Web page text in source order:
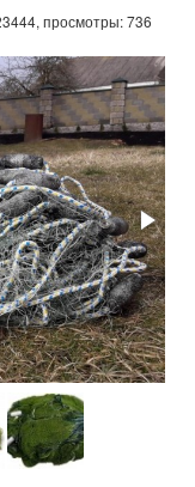
просмотры: 736